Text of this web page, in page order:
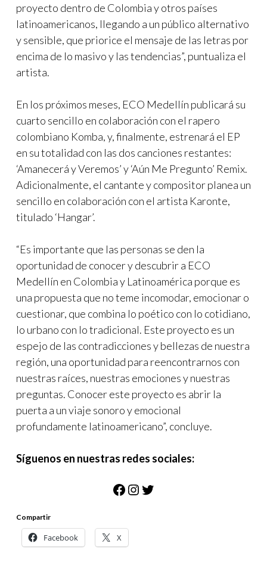
proyecto dentro de Colombia y otros países
latinoamericanos, llegando a un público alternativo
y sensible, que priorice el mensaje de las letras por
encima de lo masivo y las tendencias”, puntualiza el
artista.
En los próximos meses, ECO Medellín publicará su
cuarto sencillo en colaboración con el rapero
colombiano Komba, y, finalmente, estrenará el EP
en su totalidad con las dos canciones restantes:
‘Amanecerá y Veremos’ y ‘Aún Me Pregunto’ Remix.
Adicionalmente, el cantante y compositor planea un
sencillo en colaboración con el artista Karonte,
titulado ‘Hangar’.
“Es importante que las personas se den la
oportunidad de conocer y descubrir a ECO
Medellín en Colombia y Latinoamérica porque es
una propuesta que no teme incomodar, emocionar o
cuestionar, que combina lo poético con lo cotidiano,
lo urbano con lo tradicional. Este proyecto es un
espejo de las contradicciones y bellezas de nuestra
región, una oportunidad para reencontrarnos con
nuestras raíces, nuestras emociones y nuestras
preguntas. Conocer este proyecto es abrir la
puerta a un viaje sonoro y emocional
profundamente latinoamericano”, concluye.
Síguenos en nuestras redes sociales:
Facebook
Instagram
Twitter
Compartir
Facebook X